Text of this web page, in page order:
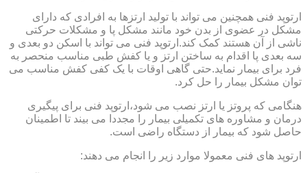
ارتوپد فنی همچنین می تواند با تولید ارتزها به افرادی که دارای
مشکل در عضوی از بدن خود مانند مشکل پا و مشکلات حرکتی
ناشی از آن هستند کمک کند.ارتوپد فنی می تواند با اسکن دو بعدی و
سه بعدی پا اقدام به ساختن ارتز و یا کفش طبی مناسب منحصر به
فرد برای بیمار نماید.حتی گاهی اوقات با یک کفی کفش مناسب می
توان مشکل بیمار را حل کرد.
هنگامی که پروتز یا ارتز نصب می شود،ارتوپد فنی برای پیگیری
درمان و مشاوره های تکمیلی بیمار را مجددا می بیند تا اطمینان
حاصل شود که بیمار از دستگاه راضی است.
ارتوپد های فنی معمولا موارد زیر را انجام می دهند: